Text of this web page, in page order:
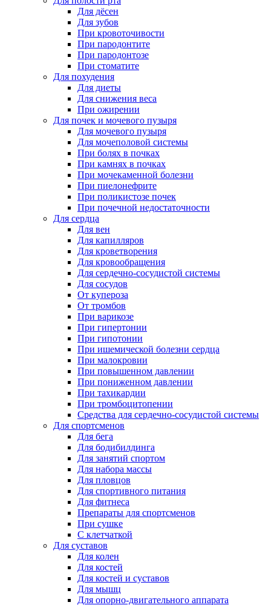
Для дёсен
Для зубов
При кровоточивости
При пародонтите
При пародонтозе
При стоматите
Для похудения
Для диеты
Для снижения веса
При ожирении
Для почек и мочевого пузыря
Для мочевого пузыря
Для мочеполовой системы
При болях в почках
При камнях в почках
При мочекаменной болезни
При пиелонефрите
При поликистозе почек
При почечной недостаточности
Для сердца
Для вен
Для капилляров
Для кроветворения
Для кровообращения
Для сердечно-сосудистой системы
Для сосудов
От купероза
От тромбов
При варикозе
При гипертонии
При гипотонии
При ишемической болезни сердца
При малокровии
При повышенном давлении
При пониженном давлении
При тахикардии
При тромбоцитопении
Средства для сердечно-сосудистой системы
Для спортсменов
Для бега
Для бодибилдинга
Для занятий спортом
Для набора массы
Для пловцов
Для спортивного питания
Для фитнеса
Препараты для спортсменов
При сушке
С клетчаткой
Для суставов
Для колен
Для костей
Для костей и суставов
Для мышц
Для опорно-двигательного аппарата